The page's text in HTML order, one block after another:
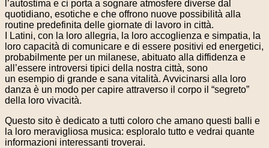
l’autostima e ci porta a sognare atmosfere diverse dal
quotidiano, esotiche e che offrono nuove possibilità alla
routine predefinita delle giornate di lavoro in città.
I Latini, con la loro allegria, la loro accoglienza e simpatia, la
loro capacità di comunicare e di essere positivi ed energetici,
probabilmente per un milanese, abituato alla diffidenza e
all’essere introversi tipici della nostra città, sono
un esempio di grande e sana vitalità. Avvicinarsi alla loro
danza è un modo per capire attraverso il corpo il “segreto”
della loro vivacità.
Questo sito è dedicato a tutti coloro che amano questi balli e
la loro meravigliosa musica: esploralo tutto e vedrai quante
informazioni interessanti troverai.